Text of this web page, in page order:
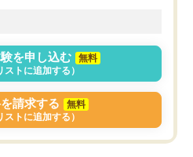
を申し込む
無料
ストに追加する）
請求する
無料
ストに追加する）